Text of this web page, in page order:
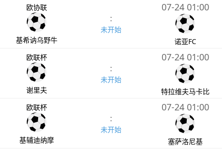
欧协联
基希讷乌野牛
:
未开始
07-24 01:00
诺亚FC
欧联杯
谢里夫
:
未开始
07-24 01:00
特拉维夫马卡比
欧联杯
基辅迪纳摩
:
未开始
07-24 01:00
塞萨洛尼基